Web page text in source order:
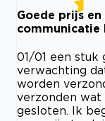
Goede prijs
communicatie
01/01 een stuk
verwachting
worden
verzonden wat
gesloten. Ik